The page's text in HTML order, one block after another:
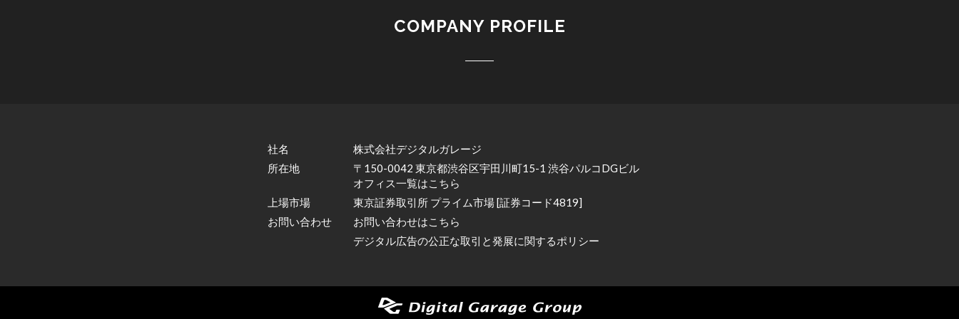
COMPANY PROFILE
社名
株式会社デジタルガレージ
所在地
〒150-0042 東京都渋谷区宇田川町15-1 渋谷パルコDGビル
オフィス一覧はこちら
上場市場
東京証券取引所 プライム市場 [証券コード4819]
お問い合わせ
お問い合わせはこちら
デジタル広告の公正な取引と発展に関するポリシー